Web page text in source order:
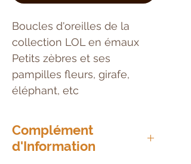
Boucles d'oreilles de la
collection LOL en émaux
Petits zèbres et ses
pampilles fleurs, girafe,
éléphant, etc
Complément
d'Information